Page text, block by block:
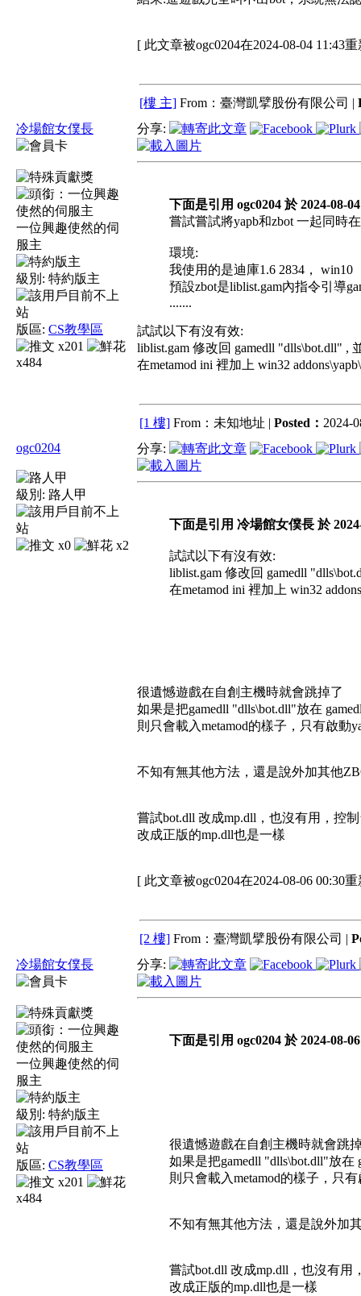
[ 此文章被ogc0204在2024-08-04 11:43
[樓 主] From：臺灣凱擘股份有限公司 |
冷場館女僕長
一位興趣使然的伺
服主
級別: 特約版主
版區: CS教學區
x201
x484
分享:
下面是引用 ogc0204 於 2024-08-
嘗試嘗試將yapb和zbot 一起同時
環境:
我使用的是迪庫1.6 2834， win10
預設zbot是liblist.gam內指令引導
.......
試試以下有沒有效:
liblist.gam 修改回 gamedll "dlls\bot.dll" ,
在metamod ini 裡加上 win32
[1 樓] From：未知地址 | Posted： 2024-
ogc0204
級別: 路人甲
x0 x2
分享:
下面是引用 冷場館女僕長 於
試試以下有沒有效:
liblist.gam 修改回 gamedll
在metamod ini 裡加上 win32
很遺憾遊戲在自創主機時就會跳掉了
如果是把gamedll "dlls\bot.dll"放在
則只會載入metamod的樣子，只有啟動
不知有無其他方法，還是說外加其他
嘗試bot.dll 改成mp.dll，也沒有用，控
改成正版的mp.dll也是一樣
[ 此文章被ogc0204在2024-08-06 00:30
[2 樓] From：臺灣凱擘股份有限公司 |
冷場館女僕長
一位興趣使然的伺
服主
級別: 特約版主
版區: CS教學區
x201
x484
分享:
下面是引用 ogc0204 於 2024-08-
很遺憾遊戲在自創主機時就會跳
如果是把gamedll "dlls\bot.dll"放在
則只會載入metamod的樣子，只
不知有無其他方法，還是說外加
嘗試bot.dll 改成mp.dll，也沒有用
改成正版的mp.dll也是一樣